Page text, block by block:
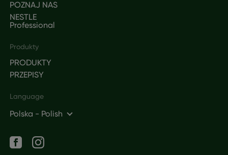
POZNAJ NAS
NESTLE
Professional
Produkty
PRODUKTY
PRZEPISY
Language
Polska - Polish